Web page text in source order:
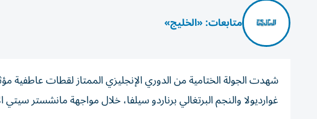
متابعات: «الخليج»
شهدت الجولة الختامية من الدوري الإنجليزي الممتاز لقطات
غوارديولا والنجم البرتغالي برناردو سيلفا، خلال مواجهة مانشستر سيتي